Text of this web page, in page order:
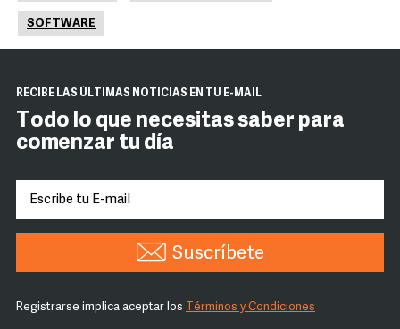
SOFTWARE
RECIBE LAS ÚLTIMAS NOTICIAS EN TU E-MAIL
Todo lo que necesitas saber para
comenzar tu día
Suscríbete
Registrarse implica aceptar los Términos y Condiciones